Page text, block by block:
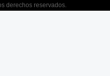
derechos reservados.